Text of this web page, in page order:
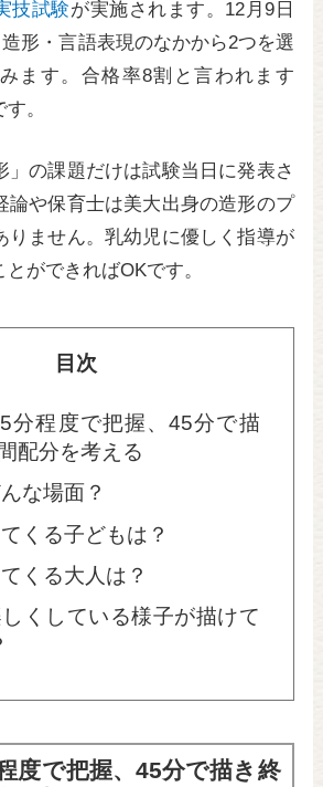
技試験が実施されます。12月9日
形・言語表現のなかから2つを選
ます。合格率8割と言われます
。
」の課題だけは試験当日に発表さ
論や保育士は美大出身の造形のプ
りません。乳幼児に優しく指導が
ができればOKです。
目次
分程度で把握、45分で描
配分を考える
な場面？
くる子どもは？
くる大人は？
くしている様子が描けて
度で把握、45分で描き終